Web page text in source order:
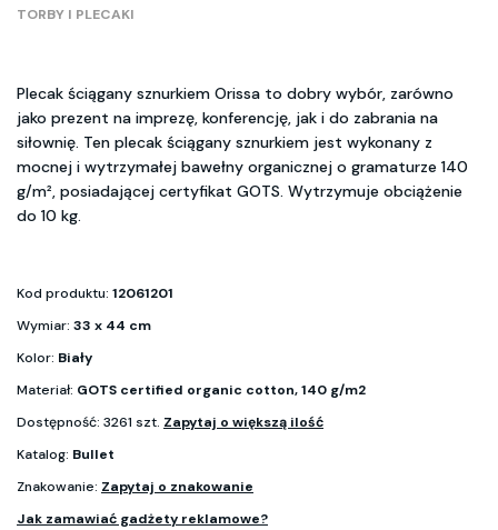
TORBY I PLECAKI
Plecak ściągany sznurkiem Orissa to dobry wybór, zarówno
jako prezent na imprezę, konferencję, jak i do zabrania na
siłownię. Ten plecak ściągany sznurkiem jest wykonany z
mocnej i wytrzymałej bawełny organicznej o gramaturze 140
g/m², posiadającej certyfikat GOTS. Wytrzymuje obciążenie
do 10 kg.
Kod produktu: 12061201
Wymiar: 33 x 44 cm
Kolor: Biały
Materiał: GOTS certified organic cotton, 140 g/m2
Dostępność: 3261 szt. Zapytaj o większą ilość
Katalog: Bullet
Znakowanie: Zapytaj o znakowanie
Jak zamawiać gadżety reklamowe?